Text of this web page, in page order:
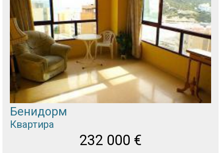
Бенидорм
Квартира
232 000 €